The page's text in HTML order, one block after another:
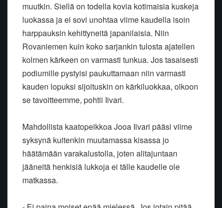
muutkin. Siellä on todella kovia kotimaisia kuskeja
luokassa ja ei sovi unohtaa viime kaudella isoin
harppauksin kehittyneitä japanilaisia. Niin
Rovaniemen kuin koko sarjankin tulosta ajatellen
kolmen kärkeen on varmasti tunkua. Jos tasaisesti
podiumille pystyisi paukuttamaan niin varmasti
kauden lopuksi sijoituskin on kärkiluokkaa, olkoon
se tavoitteemme, pohtii Iivari.
Mahdollista kaatopeikkoa Jooa Iivari pääsi viime
syksynä kuitenkin muutamassa kisassa jo
häätämään varakalustolla, joten alitajuntaan
jääneitä henkisiä lukkoja ei tälle kaudelle ole
matkassa.